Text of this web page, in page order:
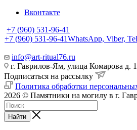
Вконтакте
+7 (960) 531-96-41
+7 (960) 531-96-41WhatsApp, Viber,
info@art-ritual76.ru
г. Гаврилов-Ям, улица Комарова д. 1
Подписаться на рассылку
Политика обработки
2026 © Памятники на могилу в г.
Найти